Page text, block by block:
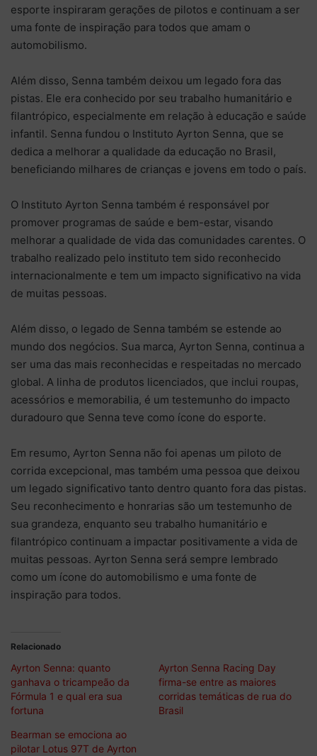
esporte inspiraram gerações de pilotos e continuam a ser
uma fonte de inspiração para todos que amam o
automobilismo.
Além disso, Senna também deixou um legado fora das
pistas. Ele era conhecido por seu trabalho humanitário e
filantrópico, especialmente em relação à educação e saúde
infantil. Senna fundou o Instituto Ayrton Senna, que se
dedica a melhorar a qualidade da educação no Brasil,
beneficiando milhares de crianças e jovens em todo o país.
O Instituto Ayrton Senna também é responsável por
promover programas de saúde e bem-estar, visando
melhorar a qualidade de vida das comunidades carentes. O
trabalho realizado pelo instituto tem sido reconhecido
internacionalmente e tem um impacto significativo na vida
de muitas pessoas.
Além disso, o legado de Senna também se estende ao
mundo dos negócios. Sua marca, Ayrton Senna, continua a
ser uma das mais reconhecidas e respeitadas no mercado
global. A linha de produtos licenciados, que inclui roupas,
acessórios e memorabilia, é um testemunho do impacto
duradouro que Senna teve como ícone do esporte.
Em resumo, Ayrton Senna não foi apenas um piloto de
corrida excepcional, mas também uma pessoa que deixou
um legado significativo tanto dentro quanto fora das pistas.
Seu reconhecimento e honrarias são um testemunho de
sua grandeza, enquanto seu trabalho humanitário e
filantrópico continuam a impactar positivamente a vida de
muitas pessoas. Ayrton Senna será sempre lembrado
como um ícone do automobilismo e uma fonte de
inspiração para todos.
Relacionado
Ayrton Senna: quanto
ganhava o tricampeão da
Fórmula 1 e qual era sua
fortuna
Ayrton Senna Racing Day
firma-se entre as maiores
corridas temáticas de rua do
Brasil
Bearman se emociona ao
pilotar Lotus 97T de Ayrton